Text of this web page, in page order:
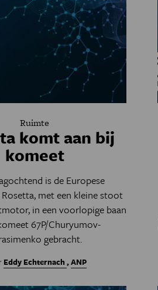
Ruimte
komt aan bij
komeet
is de Europese
met een kleine stoot
in een voorlopige baan
67P/Churyumov-
gebracht.
Eddy Echternach,ANP